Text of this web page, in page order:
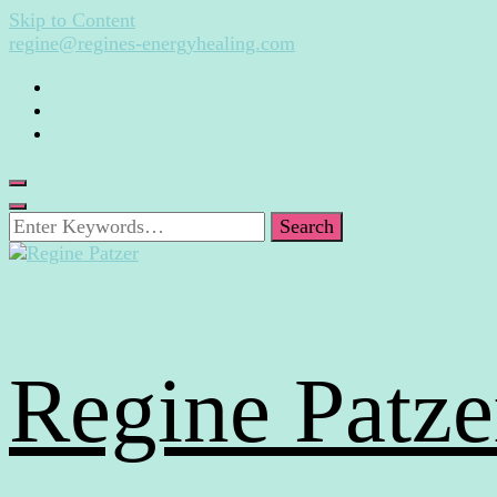
Skip to Content
regine@regines-energyhealing.com
Looking
for
Something?
Regine